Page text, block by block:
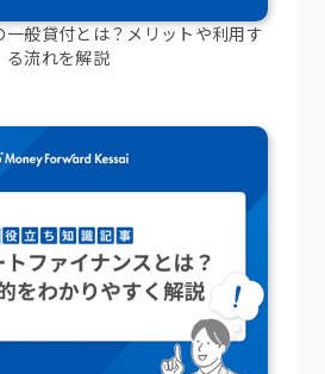
一般貸付とは？メリットや利用す
る流れを解説